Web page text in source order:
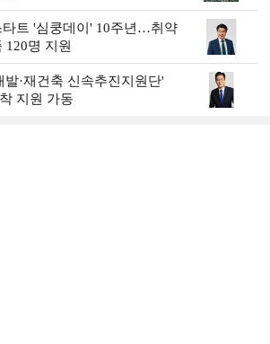
타트 '심쿵데이' 10주년…취약
120명 지원
발·재건축 신속추진지원단'
지원 가동